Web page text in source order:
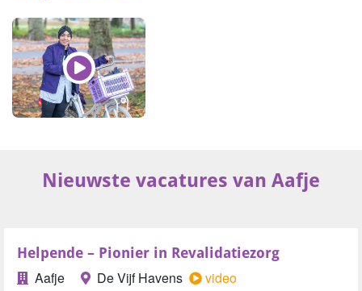
Nieuwste vacatures van Aafje
Helpende – Pionier in Revalidatiezorg
Aafje De Vijf Havens video